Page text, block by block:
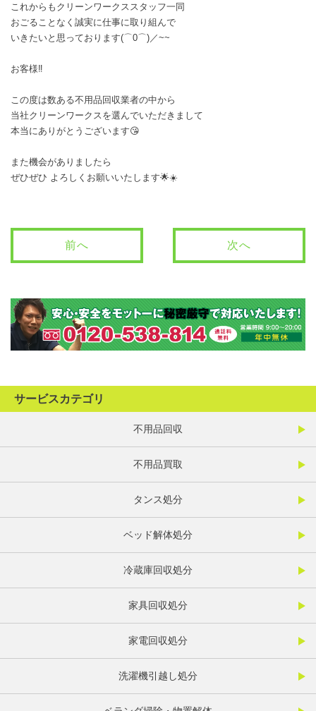
これからもクリーンワークススタッフ一同
おごることなく誠実に仕事に取り組んで
いきたいと思っております(⌒0⌒)／~~
お客様‼️
この度は数ある不用品回収業者の中から
当社クリーンワークスを選んでいただきまして
本当にありがとうございます😘
また機会がありましたら
ぜひぜひ よろしくお願いいたします🌟☀️
前へ 次へ
サービスカテゴリ
不用品回収
不用品買取
タンス処分
ベッド解体処分
冷蔵庫回収処分
家具回収処分
家電回収処分
洗濯機引越し処分